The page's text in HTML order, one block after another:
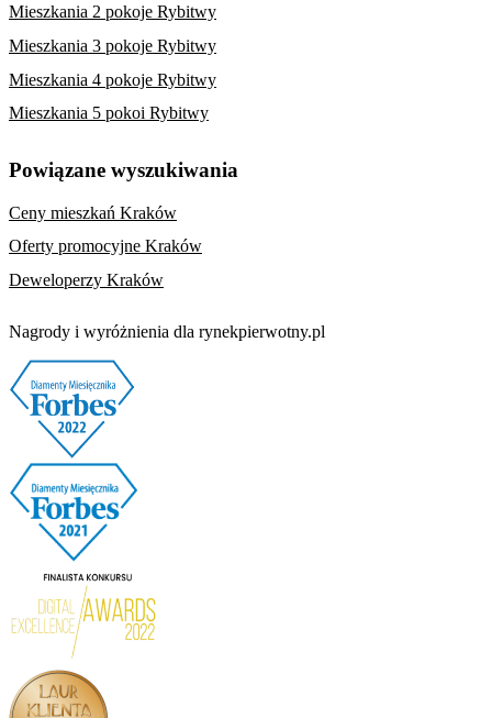
Mieszkania 2 pokoje Rybitwy
Mieszkania 3 pokoje Rybitwy
Mieszkania 4 pokoje Rybitwy
Mieszkania 5 pokoi Rybitwy
Powiązane wyszukiwania
Ceny mieszkań Kraków
Oferty promocyjne Kraków
Deweloperzy Kraków
Nagrody i wyróżnienia dla rynekpierwotny.pl